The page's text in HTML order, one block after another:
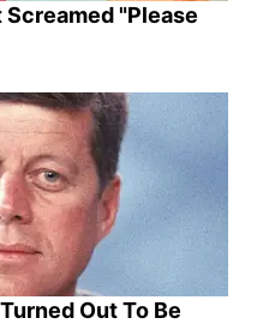
"Please
Out To Be